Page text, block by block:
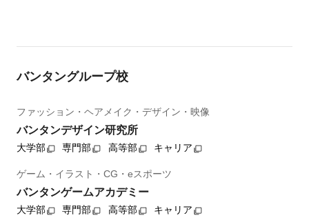
バンタングループ校
ファッション・ヘアメイク・デザイン・映像
バンタンデザイン研究所
大学部 専門部 高等部 キャリア
ゲーム・イラスト・CG・eスポーツ
バンタンゲームアカデミー
大学部 専門部 高等部 キャリア